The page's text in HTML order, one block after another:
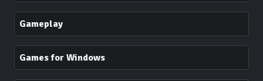
Gameplay
Games for Windows